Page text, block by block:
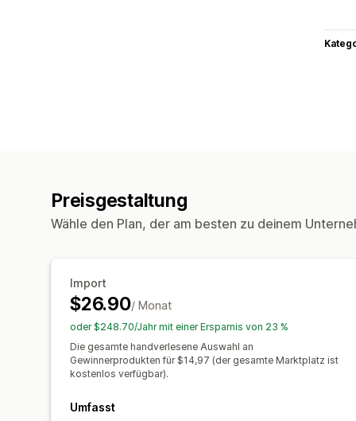
Preisgestaltung
Wähle den Plan, der am besten zu deinem
Import
$26.90/ Monat
oder $248.70/Jahr mit einer Ersparnis von 23 %
Die gesamte handverlesene Auswahl an
Gewinnerprodukten für $14,97 (der gesamte Marktplatz ist
kostenlos verfügbar).
Umfasst